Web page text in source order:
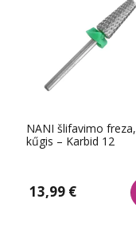
NANI šlifavimo freza,
kűgis – Karbid 12
13,99 €